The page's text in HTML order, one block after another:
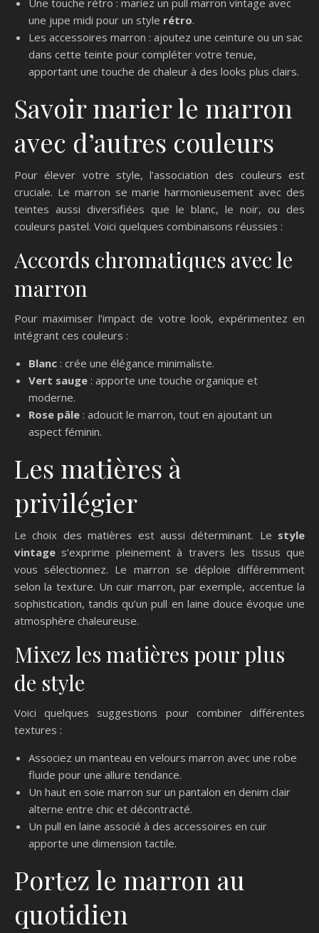
une jupe midi pour un style rétro.
Les accessoires marron : ajoutez une ceinture ou un sac
dans cette teinte pour compléter votre tenue,
apportant une touche de chaleur à des looks plus clairs.
Savoir marier le marron
avec d’autres couleurs
Pour élever votre style, l’association des couleurs est
cruciale. Le marron se marie harmonieusement avec des
teintes aussi diversifiées que le blanc, le noir, ou des
couleurs pastel. Voici quelques combinaisons réussies :
Accords chromatiques avec le
marron
Pour maximiser l’impact de votre look, expérimentez en
intégrant ces couleurs :
Blanc : crée une élégance minimaliste.
Vert sauge : apporte une touche organique et
moderne.
Rose pâle : adoucit le marron, tout en ajoutant un
aspect féminin.
Les matières à
privilégier
Le choix des matières est aussi déterminant. Le style
vintage s’exprime pleinement à travers les tissus que
vous sélectionnez. Le marron se déploie différemment
selon la texture. Un cuir marron, par exemple, accentue la
sophistication, tandis qu’un pull en laine douce évoque une
atmosphère chaleureuse.
Mixez les matières pour plus
de style
Voici quelques suggestions pour combiner différentes
textures :
Associez un manteau en velours marron avec une robe
fluide pour une allure tendance.
Un haut en soie marron sur un pantalon en denim clair
alterne entre chic et décontracté.
Un pull en laine associé à des accessoires en cuir
apporte une dimension tactile.
Portez le marron au
quotidien